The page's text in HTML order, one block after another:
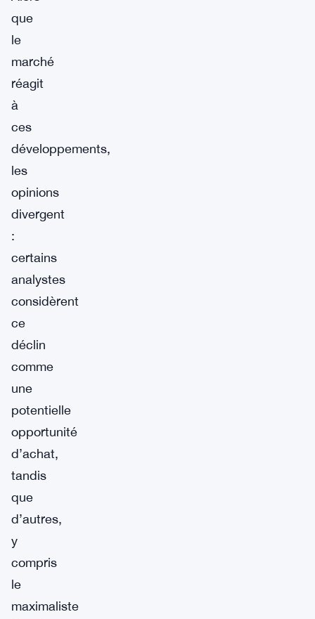
que
le
marché
réagit
à
ces
développements,
les
opinions
divergent
:
certains
analystes
considèrent
ce
déclin
comme
une
potentielle
opportunité
d’achat,
tandis
que
d’autres,
y
compris
le
maximaliste